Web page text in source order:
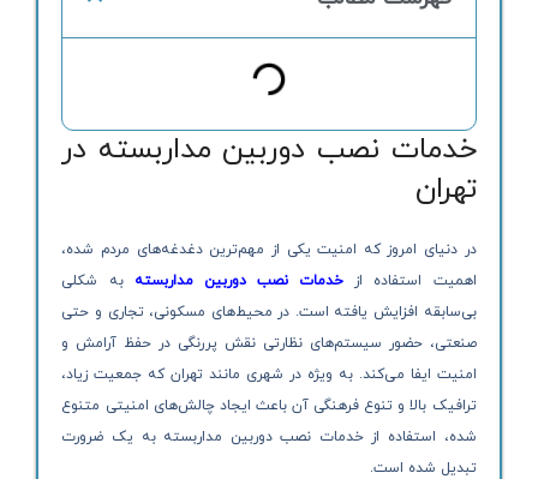
خدمات نصب دوربین مداربسته در
تهران
در دنیای امروز که امنیت یکی از مهم‌ترین دغدغه‌های مردم شده،
اهمیت استفاده از خدمات نصب دوربین مداربسته به شکلی
بی‌سابقه افزایش یافته است. در محیط‌های مسکونی، تجاری و حتی
صنعتی، حضور سیستم‌های نظارتی نقش پررنگی در حفظ آرامش و
امنیت ایفا می‌کند. به ویژه در شهری مانند تهران که جمعیت زیاد،
ترافیک بالا و تنوع فرهنگی آن باعث ایجاد چالش‌های امنیتی متنوع
شده، استفاده از خدمات نصب دوربین مداربسته به یک ضرورت
تبدیل شده است.